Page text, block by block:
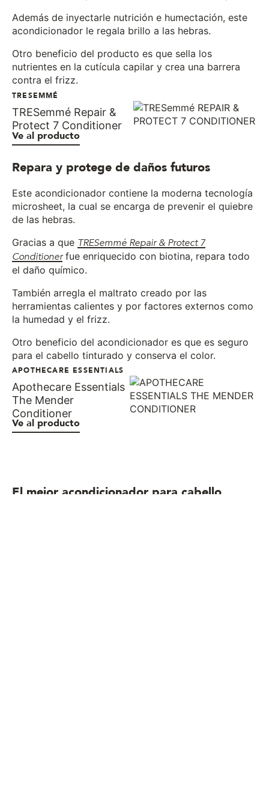
Además de inyectarle nutrición e humectación, este
acondicionador le regala brillo a las hebras.
Otro beneficio del producto es que sella los
nutrientes en la cutícula capilar y crea una barrera
contra el frizz.
TRESEMMÉ
TRESemmé Repair &
Protect 7 Conditioner
Ve al producto
Repara y protege de daños futuros
Este acondicionador contiene la moderna tecnología
microsheet, la cual se encarga de prevenir el quiebre
de las hebras.
Gracias a que TRESemmé Repair & Protect 7
Conditionerfue enriquecido con biotina, repara todo
el daño químico.
También arregla el maltrato creado por las
herramientas calientes y por factores externos como
la humedad y el frizz.
Otro beneficio del acondicionador es que es seguro
para el cabello tinturado y conserva el color.
APOTHECARE ESSENTIALS
Apothecare Essentials
The Mender
Conditioner
Ve al producto
El mejor acondicionador para cabello